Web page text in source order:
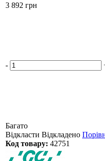
3 892 грн
-
Багато
Відкласти Відкладено
Код товару: 42751